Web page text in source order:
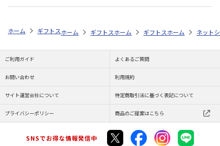
ホーム ギフトストア お中元・夏ギフト特集 2026 おすすめ ご当地
ホーム ギフトストア お中元・夏ギフト特集 2026
ホーム ギフトストア お中元・
ホーム ネット
ご利用ガイド よくあるご質問
お問い合わせ 利用規約
サイト運営会社について 特定商取引法に基づく表記について
プライバシーポリシー 商品のご提案はこちら
SNSでお得な情報発信中